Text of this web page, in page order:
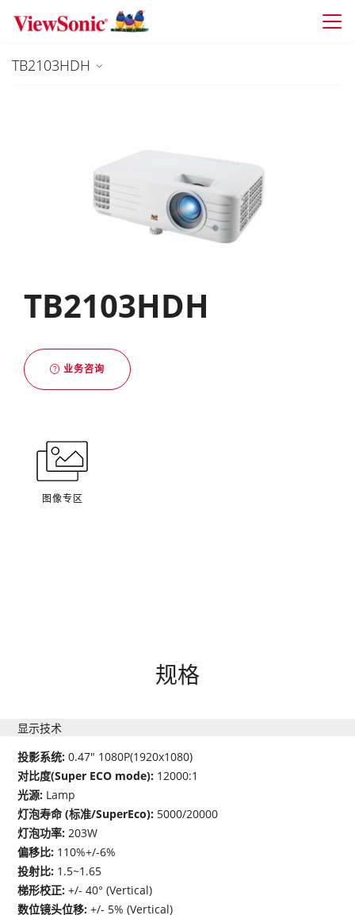
Skip to main content
TB2103HDH
TB2103HDH
业务咨询
图像专区
规格
显示技术
投影系统:0.47" 1080P(1920x1080)
对比度(Super ECO mode): 12000:1
光源: Lamp
灯泡寿命 (标准/SuperEco): 5000/20000
灯泡功率:203W
偏移比: 110%+/-6%
投射比: 1.5~1.65
梯形校正:+/- 40° (Vertical)
数位镜头位移:+/- 5% (Vertical)